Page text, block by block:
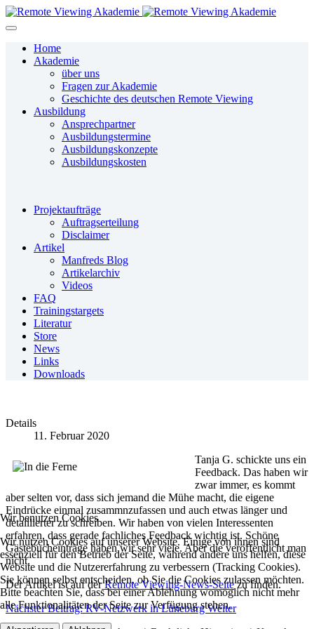
Home
Akademie
über uns
Fragen zur Akademie
Geschichte des deutschen Remote Viewing
Ausbildung
Ansprechpartner
Ausbildungstermine
Ausbildungskonzepte
Ausbildungskosten
Projektaufträge
Auftragserteilung
Disclaimer
Artikel
Manfreds Blog
Artikelarchiv
Videos
FAQ
Trainingstargets
Literatur
Store
News
Links
Downloads
Details
11. Februar 2020
Tanja G. schickte uns ein
Feedback. Das haben wir
zwar immer, es kommt
aber selten vor, dass sich jemand die Mühe macht, die eigene
Eindrücke einmal zusammnzufassen und auch etwas länger und
detaillierter zu schreiben. Wir haben von vielen Interessenten
erfahren, dass gerade fachliches Feedback wichtig ist. Schöne
Gästebucheinträge haben wir sehr viele. Aber die veröffentlicht man
nicht.
Der Artikel ist auf derRemote Viewing-News-Seitezu finden.
Nächster Beitrag: RV-Netzwerk in LüneburgWeiter
Wir benutzen Cookies
Wir nutzen Cookies auf unserer Website. Einige von ihnen sind
essenziell für den Betrieb der Seite, während andere uns helfen, diese
Website und die Nutzererfahrung zu verbessern (Tracking Cookies).
Sie können selbst entscheiden, ob Sie die Cookies zulassen möchten.
Bitte beachten Sie, dass bei einer Ablehnung womöglich nicht mehr
alle Funktionalitäten der Seite zur Verfügung stehen.